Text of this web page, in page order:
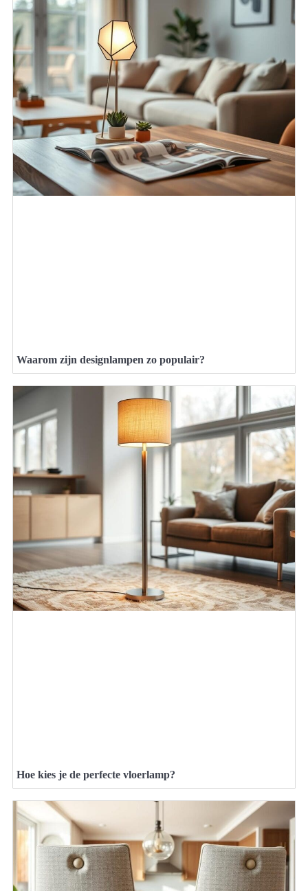
Waarom zijn designlampen zo populair?
Hoe kies je de perfecte vloerlamp?